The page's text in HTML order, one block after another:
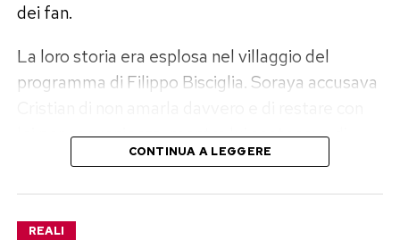
dei fan.
La loro storia era esplosa nel villaggio del
programma di Filippo Bisciglia. Soraya accusava
lei per convenienza, mentre lui sosteneva di
essersi sentito continuamente criticato e
CONTINUA A LEGGERE
REALI